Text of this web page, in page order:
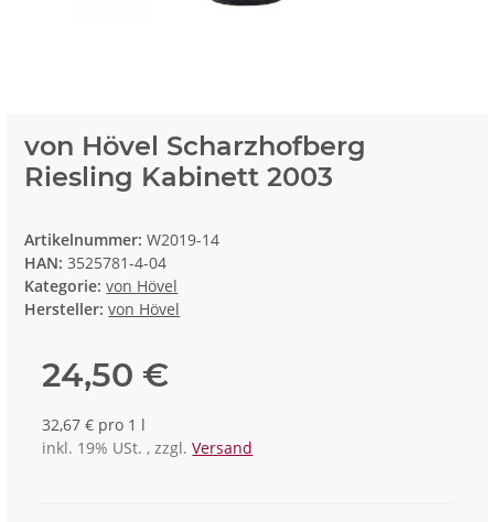
von Hövel Scharzhofberg
Riesling Kabinett 2003
Artikelnummer:W2019-14
HAN: 3525781-4-04
Kategorie:von Hövel
Hersteller: von Hövel
24,50 €
32,67 € pro 1 l
inkl. 19% USt. , zzgl.Versand